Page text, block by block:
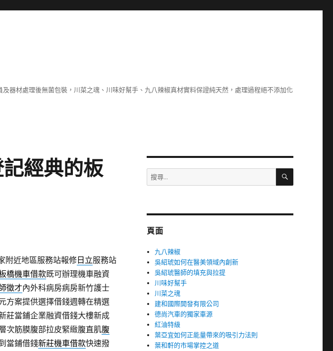
器材處理後無菌包裝，川菜之魂、川味好幫手、九八辣椒真材實料保證純天然，處理過程絕不添加化
經典的板
附近地區服務站報修日立服務站
橋機車借款既可辦理機車融資
徵才內外科病房病房新竹護士
方案提供選擇借錢週轉在精選
莊當鋪企業融資借錢大樓新成
次筋膜腹部拉皮緊緻腹直肌腹
當鋪借錢新莊機車借款快速撥
搜
尋
字:
搜
頁面
九八辣椒
吳紹琥如何在醫美領域內創新
吳紹琥醫師的填充與拉提
川味好幫手
川菜之魂
建和國際開發有限公司
德尚汽車的獨家車源
紅油特級
葉亞宜如何正能量帶來的吸引力法則
葉和軒的市場掌控之道